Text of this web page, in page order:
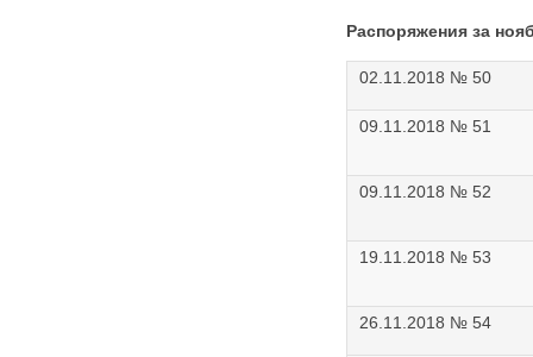
Распоряжения за
02.11.2018 № 50
09.11.2018 № 51
09.11.2018 № 52
19.11.2018 № 53
26.11.2018 № 54